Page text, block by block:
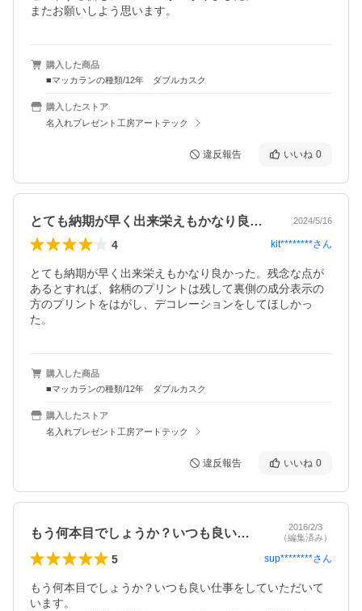
またお願いしよう思います。
購入した商品
■マッカランの種類/12年 ダブルカスク
購入したストア
名入れプレゼント工房アートテック
違反報告 いいね 0
とても納期が早く出来栄えもかなり良かっ… 2024/5/16
4 kit********さん
とても納期が早く出来栄えもかなり良かった。残念な点が
あるとすれば、銘柄のプリントは残して裏側の成分表示の
方のプリントをはがし、デコレーションをしてほしかっ
た。
購入した商品
■マッカランの種類/12年 ダブルカスク
購入したストア
名入れプレゼント工房アートテック
違反報告 いいね 0
もう何本目でしょうか？いつも良い仕事を…
2016/2/3
（編集済み）
5 sup********さん
もう何本目でしょうか？いつも良い仕事をしていただいて
います。